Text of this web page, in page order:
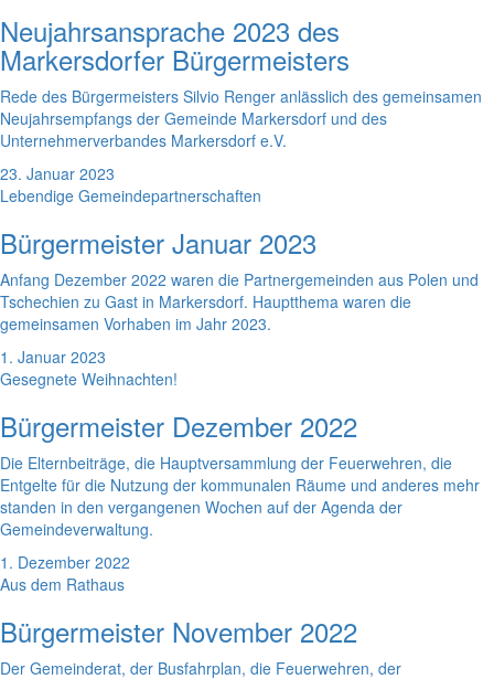
Neujahrsansprache 2023 des
Markersdorfer Bürgermeisters
Rede des Bürgermeisters Silvio Renger anlässlich des gemeinsamen
Neujahrsempfangs der Gemeinde Markersdorf und des
Unternehmerverbandes Markersdorf e.V.
23. Januar 2023
Lebendige Gemeindepartnerschaften
Bürgermeister Januar 2023
Anfang Dezember 2022 waren die Partnergemeinden aus Polen und
Tschechien zu Gast in Markersdorf. Hauptthema waren die
gemeinsamen Vorhaben im Jahr 2023.
1. Januar 2023
Gesegnete Weihnachten!
Bürgermeister Dezember 2022
Die Elternbeiträge, die Hauptversammlung der Feuerwehren, die
Entgelte für die Nutzung der kommunalen Räume und anderes mehr
standen in den vergangenen Wochen auf der Agenda der
Gemeindeverwaltung.
1. Dezember 2022
Aus dem Rathaus
Bürgermeister November 2022
Der Gemeinderat, der Busfahrplan, die Feuerwehren, der